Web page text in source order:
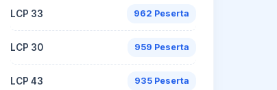
LCP 33 962 Peserta
LCP 30 959 Peserta
LCP 43 935 Peserta